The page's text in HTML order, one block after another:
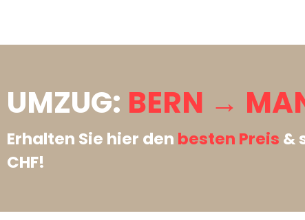
UMZUG: BERN →
Erhalten Sie hier den besten Preis &
CHF!